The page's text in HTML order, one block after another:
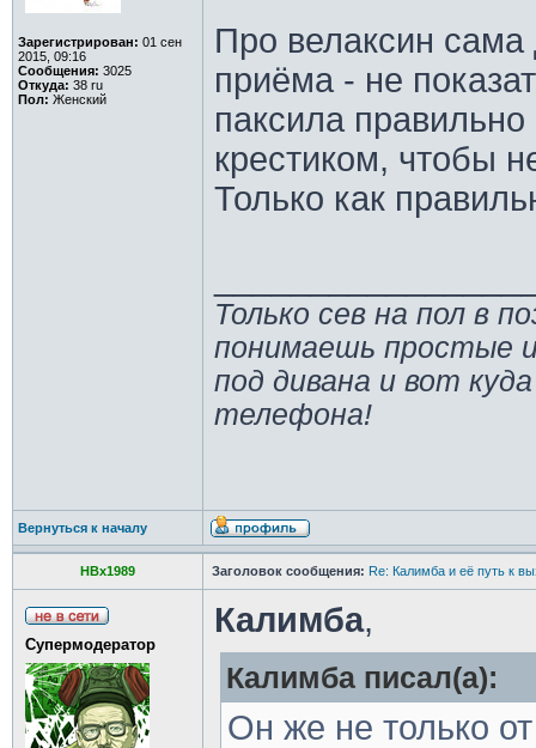
Зарегистрирован: 01 сен
2015, 09:16
Сообщения: 3025
Откуда: 38 ru
Пол: Женский
Про велаксин
приёма - не
паксила
крестиком, чтобы
Только как
Только сев на пол в
понимаешь простые
под дивана и вот
телефона!
Вернуться к началу
HBx1989 Заголовок сообщения: Re: Калимба и её путь к
Супермодератор
Калимба,
Калимба писал(а):
Он же не только